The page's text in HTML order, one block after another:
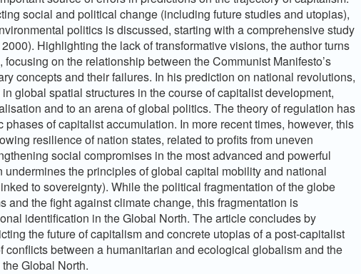
social and political change (including future studies and utopias),
politics is discussed, starting with a comprehensive study
Highlighting the lack of transformative visions, the author turns
on the relationship between the Communist Manifesto’s
concepts and their failures. In his prediction on national revolutions,
global spatial structures in the course of capitalist development,
and to an arena of global politics. The theory of regulation has
of capitalist accumulation. In more recent times, however, this
resilience of nation states, related to profits from uneven
social compromises in the most advanced and powerful
the principles of global capital mobility and national
to sovereignty). While the political fragmentation of the globe
and the fight against climate change, this fragmentation is
identification in the Global North. The article concludes by
the future of capitalism and concrete utopias of a post-capitalist
conflicts between a humanitarian and ecological globalism and the
Global North.